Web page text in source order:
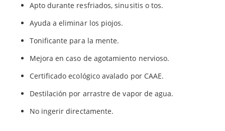
Apto durante resfriados, sinusitis o tos.
Ayuda a eliminar los piojos.
Tonificante para la mente.
Mejora en caso de agotamiento nervioso.
Certificado ecológico avalado por CAAE.
Destilación por arrastre de vapor de agua.
No ingerir directamente.